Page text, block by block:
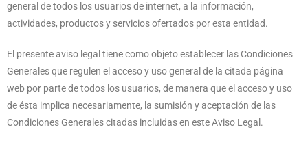
general de todos los usuarios de internet, a la información,
actividades, productos y servicios ofertados por esta entidad.
El presente aviso legal tiene como objeto establecer las Condiciones
Generales que regulen el acceso y uso general de la citada página
web por parte de todos los usuarios, de manera que el acceso y uso
de ésta implica necesariamente, la sumisión y aceptación de las
Condiciones Generales citadas incluidas en este Aviso Legal.